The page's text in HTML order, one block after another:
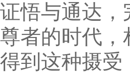
证悟与通达，
尊者的时代，
得到这种摄受